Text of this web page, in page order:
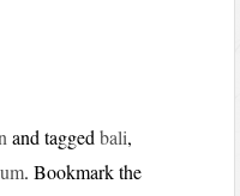
and taggedbali,
. Bookmark the